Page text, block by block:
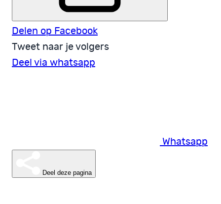
Delen op Facebook
Tweet naar je volgers
Deel via whatsapp
Whatsapp
Deel deze pagina